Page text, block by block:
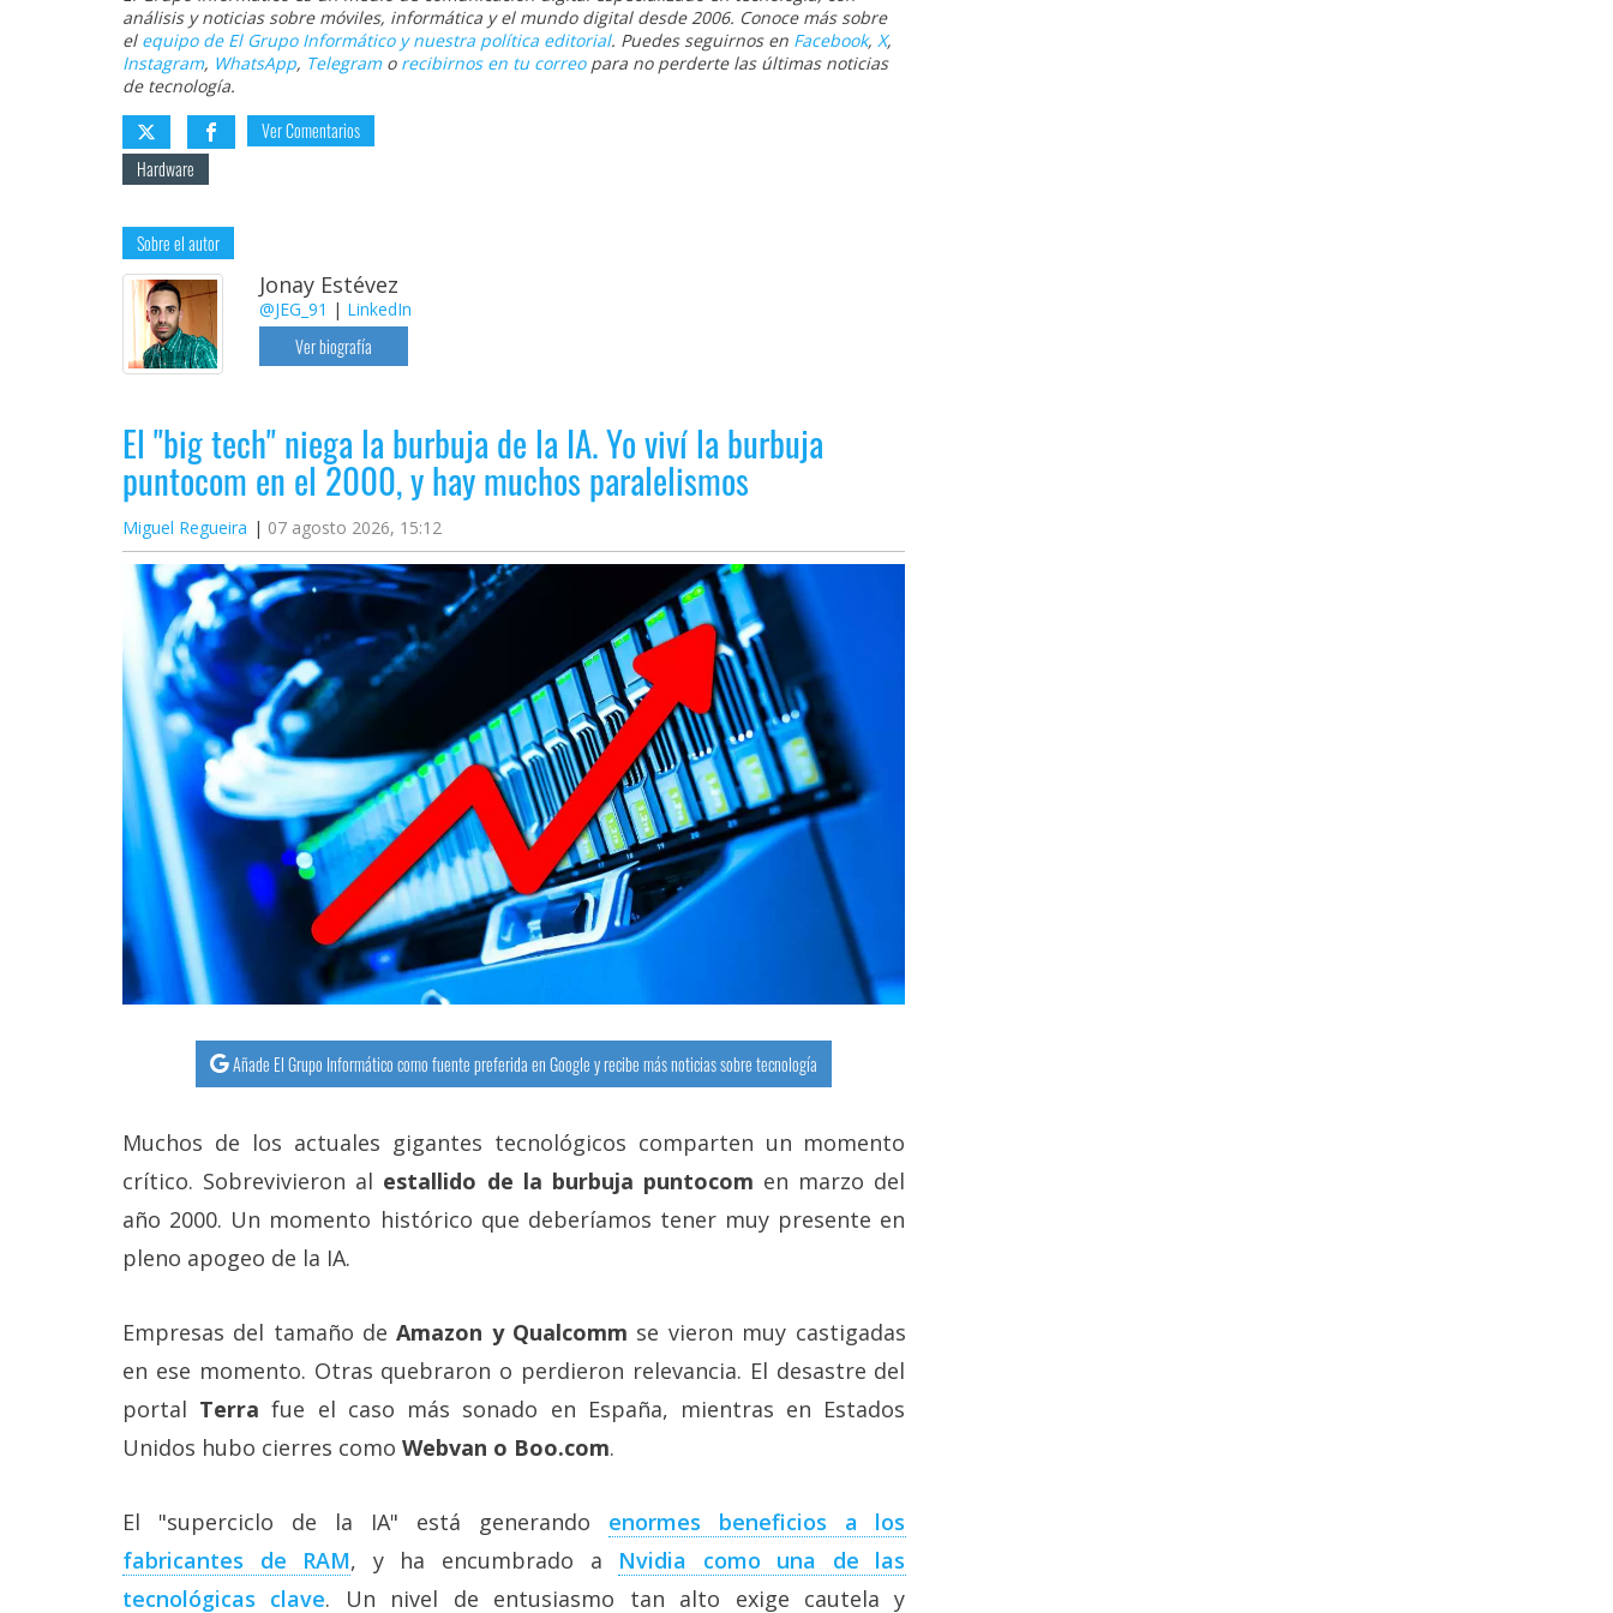
análisis y noticias sobre móviles, informática y el mundo digital desde 2006. Conoce más sobre
el equipo de El Grupo Informático y nuestra política editorial. Puedes seguirnos en Facebook, X,
Instagram, WhatsApp, Telegramo recibirnos en tu correopara no perderte las últimas noticias
de tecnología.
Ver Comentarios
Hardware
Sobre el autor
Jonay Estévez
@JEG_91 | LinkedIn
Ver biografía
El "big tech" niega la burbuja de la IA. Yo viví la burbuja
puntocom en el 2000, y hay muchos paralelismos
Miguel Regueira 07 agosto 2026, 15:12
Añade El Grupo Informático como fuente preferida en Google y recibe más noticias sobre tecnología
Muchos de los actuales gigantes tecnológicos comparten un momento
crítico. Sobrevivieron al estallido de la burbuja puntocom en marzo del
año 2000. Un momento histórico que deberíamos tener muy presente en
pleno apogeo de la IA.
Empresas del tamaño deAmazon y Qualcomm se vieron muy castigadas
en ese momento. Otras quebraron o perdieron relevancia. El desastre del
portal Terra fue el caso más sonado en España, mientras en Estados
Unidos hubo cierres como Webvan o Boo.com.
El "superciclo de la IA" está generando enormes beneficios a los
fabricantes de RAM‎, y ha encumbrado a Nvidia como una de las
tecnológicas clave‎. Un nivel de entusiasmo tan alto exige cautela y